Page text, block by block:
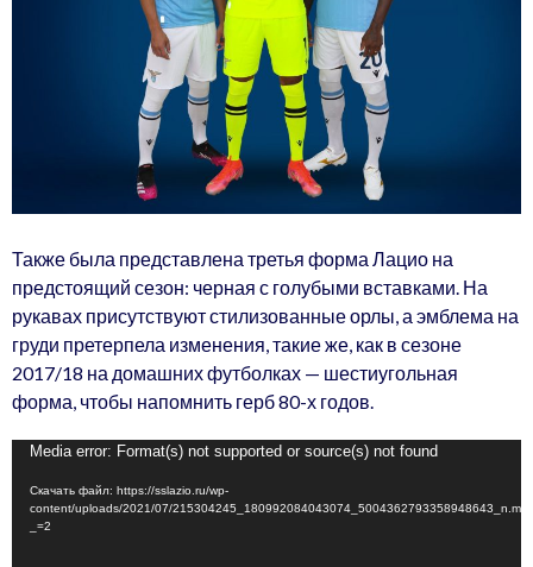
Также была представлена третья форма Лацио на
предстоящий сезон: черная с голубыми вставками. На
рукавах присутствуют стилизованные орлы, а эмблема на
груди претерпела изменения, такие же, как в сезоне
2017/18 на домашних футболках — шестиугольная
форма, чтобы напомнить герб 80-х годов.
Видеоплеер
Media error: Format(s) not supported or source(s) not found
Скачать файл: https://sslazio.ru/wp-
content/uploads/2021/07/
_=2